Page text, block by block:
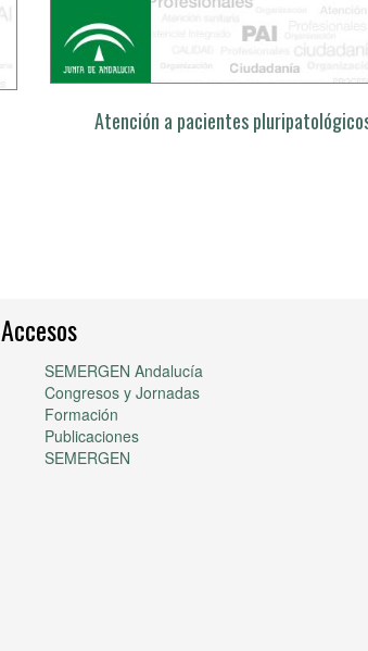
Atención a pacientes
Accesos
SEMERGEN Andalucía
Congresos y Jornadas
Formación
Publicaciones
SEMERGEN